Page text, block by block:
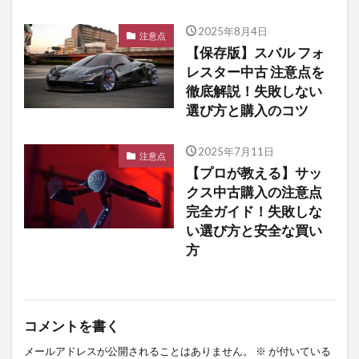
注意点 2025年8月4日
【保存版】スバル フォ
レスター中古 注意点を
徹底解説！失敗しない
選び方と購入のコツ
注意点 2025年7月11日
【プロが教える】サッ
クス中古購入の注意点
完全ガイド！失敗しな
い選び方と安全な買い
方
コメントを書く
メールアドレスが公開されることはありません。 ※ が付いている